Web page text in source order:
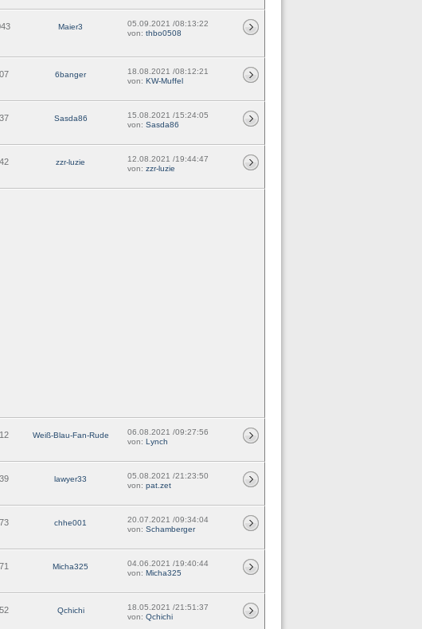
Maier3
05.09.2021 /08:13:22
von: thbo0508
6banger
18.08.2021 /08:12:21
von: KW-Muffel
Sasda86
15.08.2021 /15:24:05
von: Sasda86
zzr-luzie
12.08.2021 /19:44:47
von: zzr-luzie
Weiß-Blau-Fan-Rude
06.08.2021 /09:27:56
von: Lynch
lawyer33
05.08.2021 /21:23:50
von: pat.zet
chhe001
20.07.2021 /09:34:04
von: Schamberger
Micha325
04.06.2021 /19:40:44
von: Micha325
Qchichi
18.05.2021 /21:51:37
von: Qchichi